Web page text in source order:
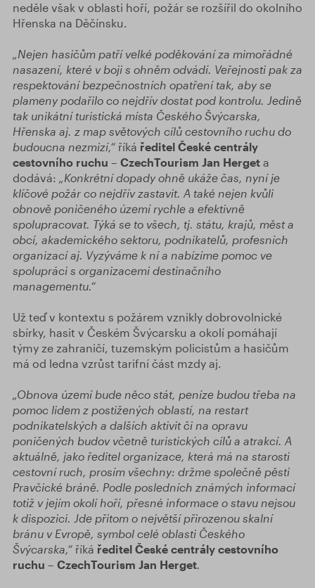
neděle však v oblasti hoří, požár se rozšířil do okolního
Hřenska na Děčínsku.
„Nejen hasičům patří velké poděkování za mimořádné
nasazení, které v boji s ohněm odvádí. Veřejnosti pak za
respektování bezpečnostních opatření tak, aby se
plameny podařilo co nejdřív dostat pod kontrolu. Jedině
tak unikátní turistická místa Českého Švýcarska,
Hřenska aj. z map světových cílů cestovního ruchu do
budoucna nezmizí,“ říká ředitel České centrály
cestovního ruchu – CzechTourism Jan Herget a
dodává: „Konkrétní dopady ohně ukáže čas, nyní je
klíčové požár co nejdřív zastavit. A také nejen kvůli
obnově poničeného území rychle a efektivně
spolupracovat. Týká se to všech, tj. státu, krajů, měst a
obcí, akademického sektoru, podnikatelů, profesních
organizací aj. Vyzýváme k ní a nabízíme pomoc ve
spolupráci s organizacemi destinačního
managementu.“
Už teď v kontextu s požárem vznikly dobrovolnické
sbírky, hasit v Českém Švýcarsku a okolí pomáhají
týmy ze zahraničí, tuzemským policistům a hasičům
má od ledna vzrůst tarifní část mzdy aj.
„Obnova území bude něco stát, peníze budou třeba na
pomoc lidem z postižených oblastí, na restart
podnikatelských a dalších aktivit či na opravu
poničených budov včetně turistických cílů a atrakcí. A
aktuálně, jako ředitel organizace, která má na starosti
cestovní ruch, prosím všechny: držme společně pěsti
Pravčické bráně. Podle posledních známých informací
totiž v jejím okolí hoří, přesné informace o stavu nejsou
k dispozici. Jde přitom o největší přirozenou skalní
bránu v Evropě, symbol celé oblasti Českého
Švýcarska,“ říká ředitel České centrály cestovního
ruchu – CzechTourism Jan Herget.